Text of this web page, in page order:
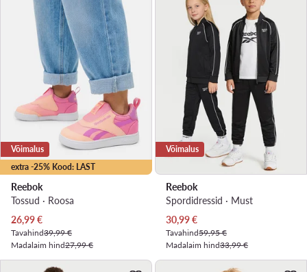
extra -25% Kood: LAST
Võimalus
Reebok
Tossud · Roosa
Praegune hind
26,99€
Tavahind39,99 €
Madalaim hind27,99 €
Võimalus
Reebok
Spordidressid · Must
Praegune hind
30,99€
Tavahind59,95 €
Madalaim hind33,99 €